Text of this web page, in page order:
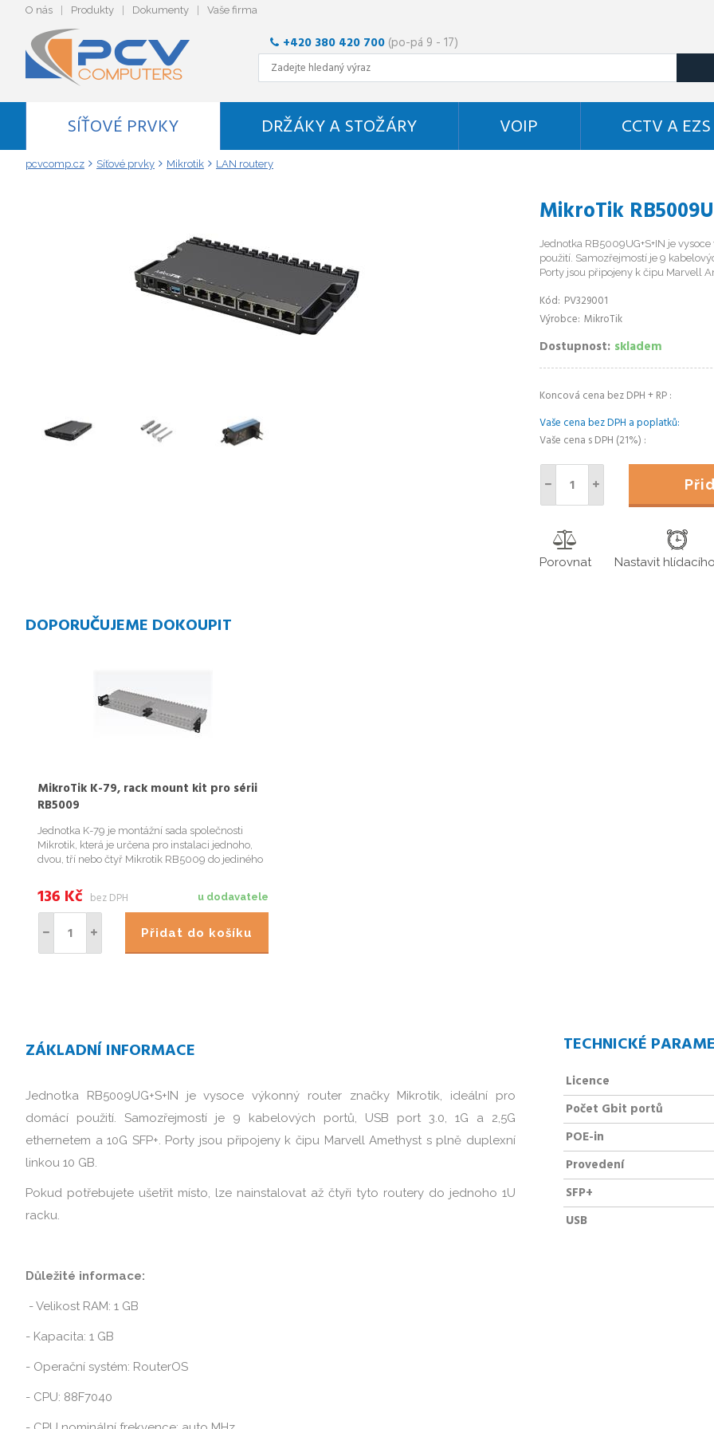
O nás Produkty Dokumenty Vaše firma
+420 380 420 700 (po-pá 9 - 17)
SÍŤOVÉ PRVKY DRŽÁKY A STOŽÁRY VOIP CCTV A EZS
pcvcomp.cz Síťové prvky Mikrotik LAN routery
MikroTik
Jednotka RB5009UG+S+IN je
použití. Samozřejmostí je 9
Porty jsou připojeny k čipu Marvell
Kód PV329001
Výrobce MikroTik
Dostupnost skladem
Koncová cena bez DPH + RP
Vaše cena bez DPH a poplatků
Vaše cena s DPH (21%)
Porovnat Nastavit
DOPORUČUJEME DOKOUPIT
MikroTik K-79, rack mount kit pro sérii
RB5009
Jednotka K-79 je montážní sada společnosti
Mikrotik, která je určena pro instalaci jednoho,
dvou, tří nebo čtyř Mikrotik RB5009 do jediného
u dodavatele
136 Kč bez DPH
Přidat do košíku
ZÁKLADNÍ INFORMACE
Jednotka RB5009UG+S+IN je vysoce výkonný router značky Mikrotik, ideální pro
domácí použití. Samozřejmostí je 9 kabelových portů, USB port 3.0, 1G a 2,5G
ethernetem a 10G SFP+. Porty jsou připojeny k čipu Marvell Amethyst s plně duplexní
linkou 10 GB.
Pokud potřebujete ušetřit místo, lze nainstalovat až čtyři tyto routery do jednoho 1U
racku.
Důležité informace:
- Velikost RAM: 1 GB
- Kapacita: 1 GB
- Operační systém: RouterOS
- CPU: 88F7040
TECHNICKÉ
Licence
Počet Gbit portů
POE-in
Provedení
SFP+
USB